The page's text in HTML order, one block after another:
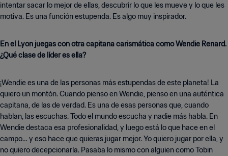
intentar sacar lo mejor de ellas, descubrir lo que les mueve y lo que les
motiva. Es una función estupenda. Es algo muy inspirador.
En el Lyon juegas con otra capitana carismática como Wendie Renard.
¿Qué clase de líder es ella?
¡Wendie es una de las personas más estupendas de este planeta! La
quiero un montón. Cuando pienso en Wendie, pienso en una auténtica
capitana, de las de verdad. Es una de esas personas que, cuando
hablan, las escuchas. Todo el mundo escucha y nadie más habla. En
Wendie destaca esa profesionalidad, y luego está lo que hace en el
campo… y eso hace que quieras jugar mejor. Yo quiero jugar por ella, y
no quiero decepcionarla. Pasaba lo mismo con alguien como Tobin